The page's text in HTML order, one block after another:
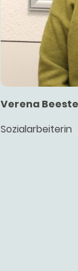
Verena
Sozialarbeiterin